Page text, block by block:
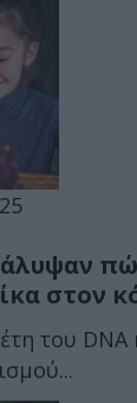
στον
του